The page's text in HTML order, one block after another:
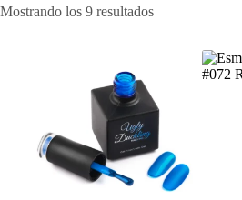
Mostrando los 9 resultados